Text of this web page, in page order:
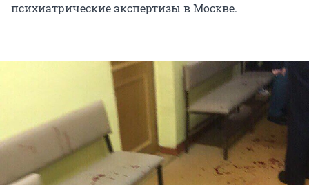
психиатрические экспертизы в Москве.